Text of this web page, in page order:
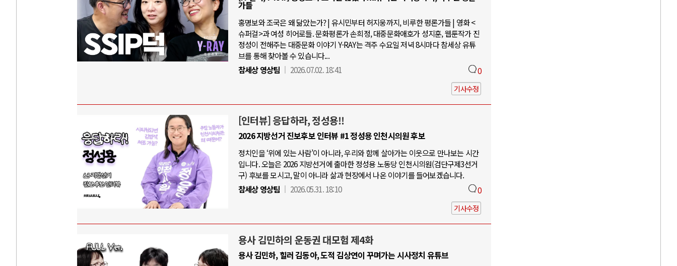
가들
홍명보와 조국은 왜 닮았는가? | 유시민부터 허지웅까지, 비루한 평론가들 | 영화 <
슈퍼걸>과 여성 히어로들. 문화평론가 손희정, 대중문화애호가 성지훈, 웹툰작가 진
정성이 전해주는 대중문화 이야기 Y-RAY는 격주 수요일 저녁 8시마다 참세상 유튜
브를 통해 찾아볼 수 있습니다...
참세상 영상팀
2026.07.02. 18:41 0
기사수정
[인터뷰] 응답하라, 정성용!!
2026 지방선거 진보후보 인터뷰 #1 정성용 인천시의원 후보
정치인을 ‘위에 있는 사람’이 아니라, 우리와 함께 살아가는 이웃으로 만나보는 시간
입니다. 오늘은 2026 지방선거에 출마한 정성용 노동당 인천시의원(검단구제3선거
구) 후보를 모시고, 말이 아니라 삶과 현장에서 나온 이야기를 들어보겠습니다.
참세상 영상팀
2026.05.31. 18:10 0
기사수정
용사 김민하의 운동권 대모험 제4화
용사 김민하, 힐러 김동아, 도적 김상연이 꾸며가는 시사정치 유튜브